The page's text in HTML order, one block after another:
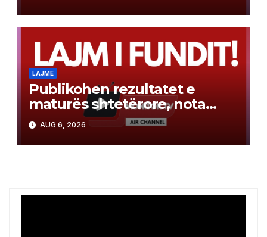
LAJME
Publikohen rezultatet e
maturës shtetërore, nota
mesatare 3.66
AUG 6, 2026